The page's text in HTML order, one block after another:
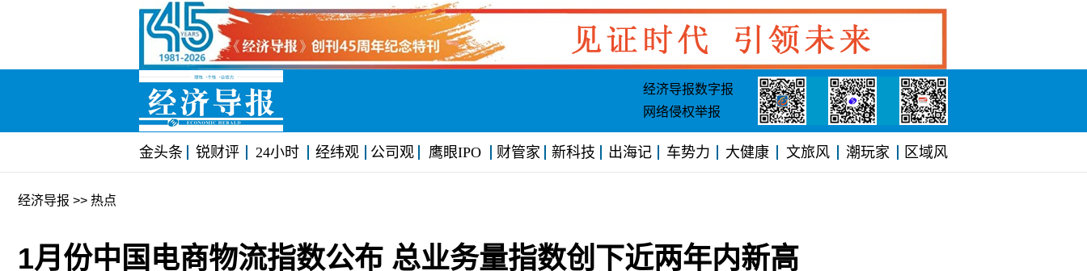
经济导报数字报
网络侵权举报
金头条 锐财评 24小时 经纬观 公司观 鹰眼IPO 财管家 新科技 出海记 车势力 大健康 文旅风 潮玩家 区域风
经济导报 >> 热点
1月份中国电商物流指数公布 总业务量指数创下近两年内新高